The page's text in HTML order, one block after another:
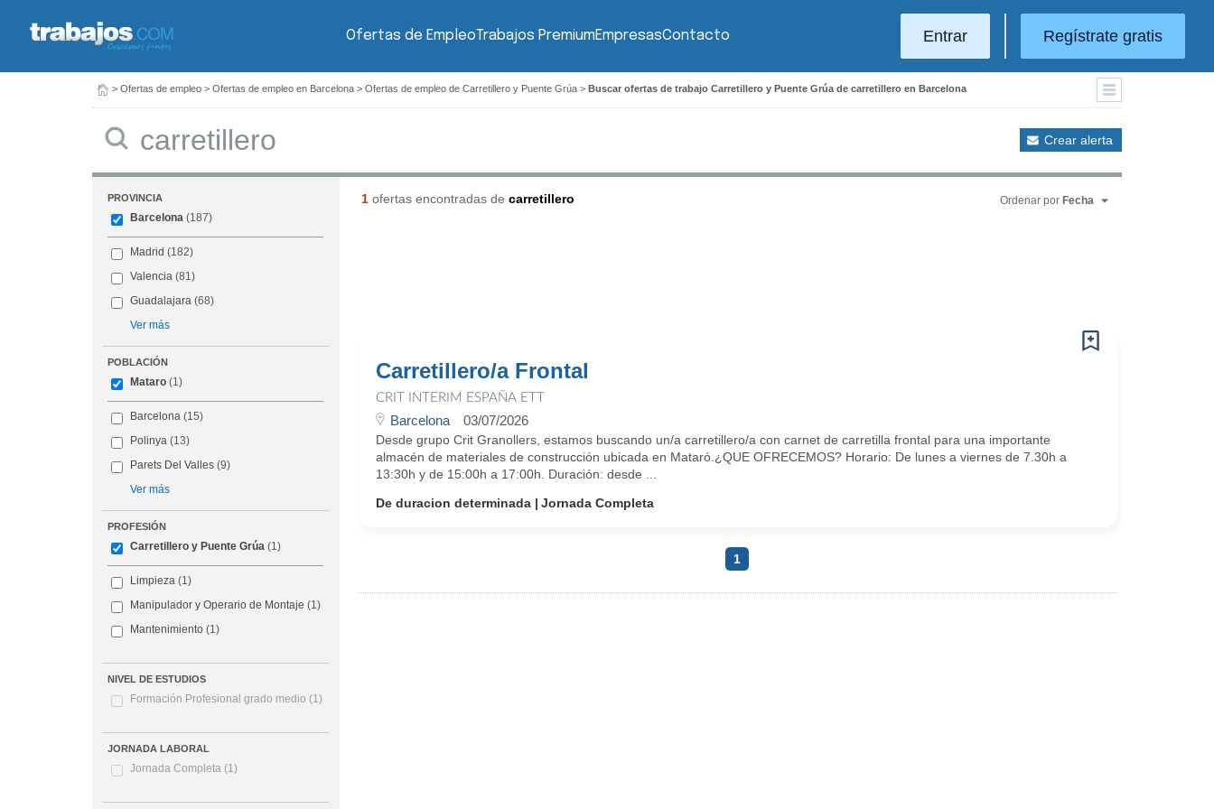
Ofertas de EmpleoTrabajos PremiumEmpresasContacto Entrar Regístrate gratis
> Ofertas de empleo > Ofertas de empleo en Barcelona > Ofertas de empleo de Carretillero y Puente Grúa > Buscar ofertas de trabajo Carretillero y Puente Grúa de carretillero en Barcelona
Crear alerta
PROVINCIA
Barcelona (187)
Madrid (182)
Valencia (81)
Guadalajara (68)
Ver más
POBLACIÓN
Mataro (1)
Barcelona (15)
Polinya (13)
Parets Del Valles (9)
Ver más
PROFESIÓN
Carretillero y Puente Grúa (1)
Limpieza (1)
Manipulador y Operario de Montaje (1)
Mantenimiento (1)
NIVEL DE ESTUDIOS
Formación Profesional grado medio (1)
JORNADA LABORAL
Jornada Completa (1)
1ofertas encontradas de carretillero Ordenar por Fecha
Carretillero/a Frontal
CRIT INTERIM ESPAÑA ETT
Barcelona 03/07/2026
Desde grupo Crit Granollers, estamos buscando un/a carretillero/a con carnet de carretilla frontal para una importante
almacén de materiales de construcción ubicada en Mataró.¿QUE OFRECEMOS? Horario: De lunes a viernes de 7.30h a
13:30h y de 15:00h a 17:00h. Duración: desde ...
De duracion determinada
Jornada Completa
1